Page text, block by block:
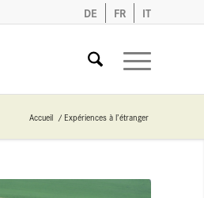
DE FR IT
Accueil / Expériences à l’étranger